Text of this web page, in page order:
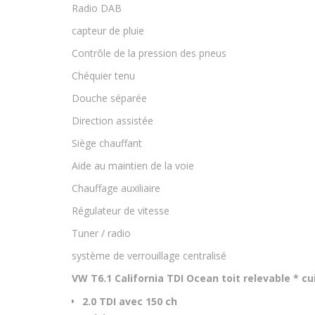
Radio DAB
capteur de pluie
Contrôle de la pression des pneus
Chéquier tenu
Douche séparée
Direction assistée
Siège chauffant
Aide au maintien de la voie
Chauffage auxiliaire
Régulateur de vitesse
Tuner / radio
système de verrouillage centralisé
VW T6.1 California TDI Ocean toit relevable *
2.0 TDI avec 150 ch